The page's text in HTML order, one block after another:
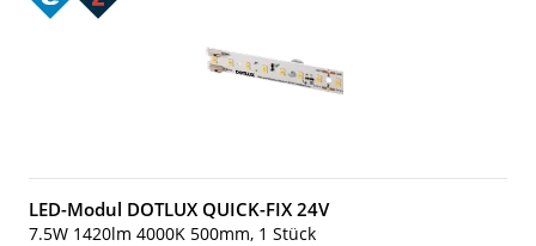
LED-Modul DOTLUX QUICK-FIX 24V
7.5W 1420lm 4000K 500mm, 1 Stück